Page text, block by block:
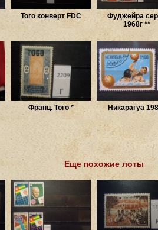
Того конверт FDC
Фуджейра
1968г **
Франц. Того * Никарагуа
Еще похожие лоты